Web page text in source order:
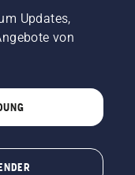
Updates,
von